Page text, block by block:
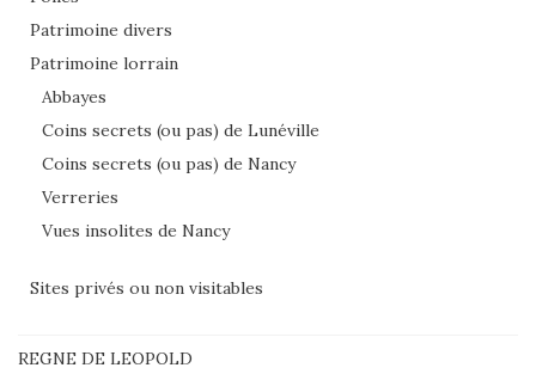
Patrimoine divers
Patrimoine lorrain
Abbayes
Coins secrets (ou pas) de Lunéville
Coins secrets (ou pas) de Nancy
Verreries
Vues insolites de Nancy
Sites privés ou non visitables
REGNE DE LEOPOLD